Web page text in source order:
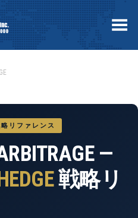
Toggle Menu
リファレンス
—
戦略リ